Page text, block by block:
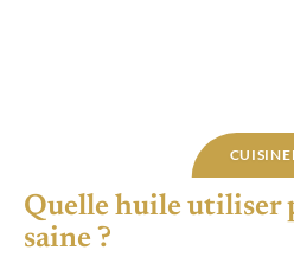
Quelle huile utiliser
saine ?